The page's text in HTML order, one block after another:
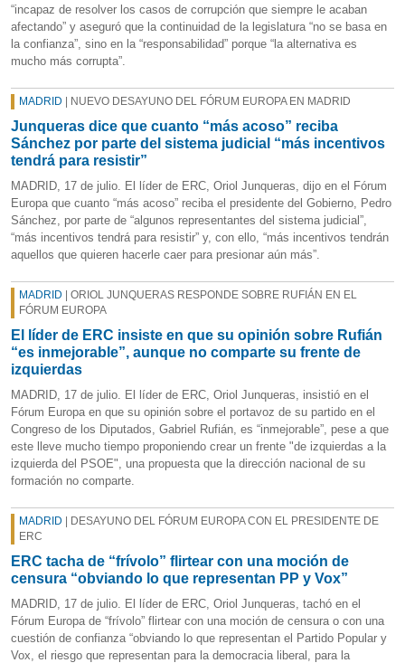
“incapaz de resolver los casos de corrupción que siempre le acaban
afectando” y aseguró que la continuidad de la legislatura “no se basa en
la confianza”, sino en la “responsabilidad” porque “la alternativa es
mucho más corrupta”.
MADRID | NUEVO DESAYUNO DEL FÓRUM EUROPA EN MADRID
Junqueras dice que cuanto “más acoso” reciba
Sánchez por parte del sistema judicial “más incentivos
tendrá para resistir”
MADRID, 17 de julio. El líder de ERC, Oriol Junqueras, dijo en el Fórum
Europa que cuanto “más acoso” reciba el presidente del Gobierno, Pedro
Sánchez, por parte de “algunos representantes del sistema judicial”,
“más incentivos tendrá para resistir” y, con ello, “más incentivos tendrán
aquellos que quieren hacerle caer para presionar aún más”.
MADRID | ORIOL JUNQUERAS RESPONDE SOBRE RUFIÁN EN EL
FÓRUM EUROPA
El líder de ERC insiste en que su opinión sobre Rufián
“es inmejorable”, aunque no comparte su frente de
izquierdas
MADRID, 17 de julio. El líder de ERC, Oriol Junqueras, insistió en el
Fórum Europa en que su opinión sobre el portavoz de su partido en el
Congreso de los Diputados, Gabriel Rufián, es “inmejorable”, pese a que
este lleve mucho tiempo proponiendo crear un frente "de izquierdas a la
izquierda del PSOE", una propuesta que la dirección nacional de su
formación no comparte.
MADRID | DESAYUNO DEL FÓRUM EUROPA CON EL PRESIDENTE DE
ERC
ERC tacha de “frívolo” flirtear con una moción de
censura “obviando lo que representan PP y Vox”
MADRID, 17 de julio. El líder de ERC, Oriol Junqueras, tachó en el
Fórum Europa de “frívolo” flirtear con una moción de censura o con una
cuestión de confianza “obviando lo que representan el Partido Popular y
Vox, el riesgo que representan para la democracia liberal, para la